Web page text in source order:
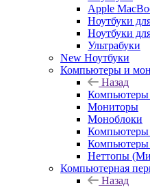
Apple
Ноутбуки
Ноутбуки
Ультрабуки
New Ноутбуки
Компьютеры и
Назад
Мониторы
Моноблоки
Компьютеры
Компьютеры
Неттопы
Компьютерная
Назад